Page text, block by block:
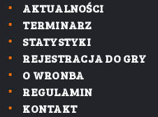
AKTUALNOŚCI
TERMINARZ
STATYSTYKI
REJESTRACJA DO GRY
O WRONBA
REGULAMIN
KONTAKT